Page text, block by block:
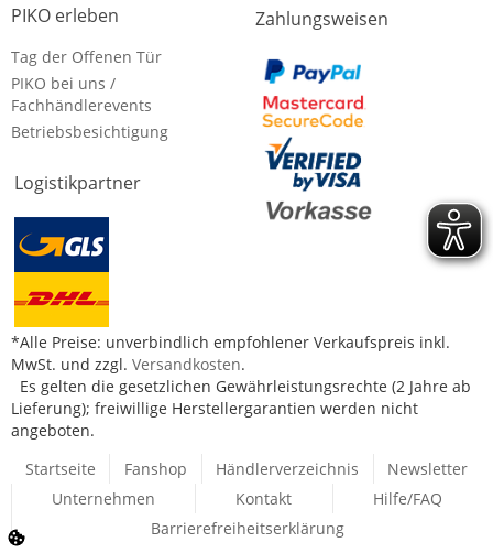
PIKO erleben
Tag der Offenen Tür
PIKO bei uns /
Fachhändlerevents
Betriebsbesichtigung
Logistikpartner
Zahlungsweisen
*Alle Preise: unverbindlich empfohlener Verkaufspreis inkl.
MwSt. und zzgl. Versandkosten.
Es gelten die gesetzlichen Gewährleistungsrechte (2 Jahre ab
Lieferung); freiwillige Herstellergarantien werden nicht
angeboten.
Startseite
Fanshop Händlerverzeichnis
Newsletter
Unternehmen
Kontakt
Hilfe/FAQ
Barrierefreiheitserklärung